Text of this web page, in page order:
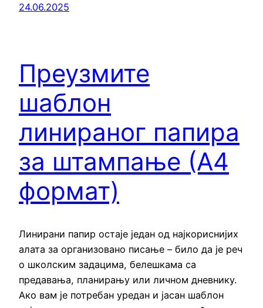
24.06.2025
Преузмите
шаблон
линираног папира
за штампање (А4
формат)
Линирани папир остаје један од најкориснијих
алата за организовано писање – било да је реч
о школским задацима, белешкама са
предавања, планирању или личном дневнику.
Ако вам је потребан уредан и јасан шаблон